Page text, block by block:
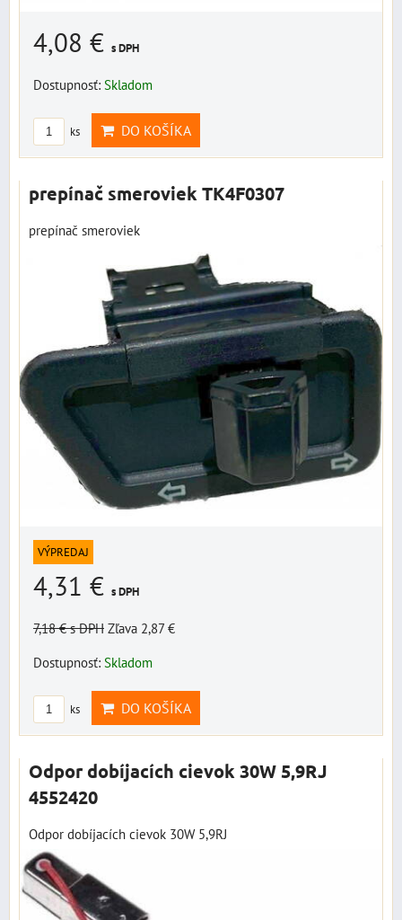
4,08 € s DPH
Dostupnosť: Skladom
ks DO KOŠÍKA
prepínač smeroviek TK4F0307
prepínač smeroviek
VÝPREDAJ
4,31 € s DPH
7,18 €s DPH Zľava 2,87 €
Dostupnosť: Skladom
ks DO KOŠÍKA
Odpor dobíjacích cievok 30W 5,9RJ
4552420
Odpor dobíjacích cievok 30W 5,9RJ